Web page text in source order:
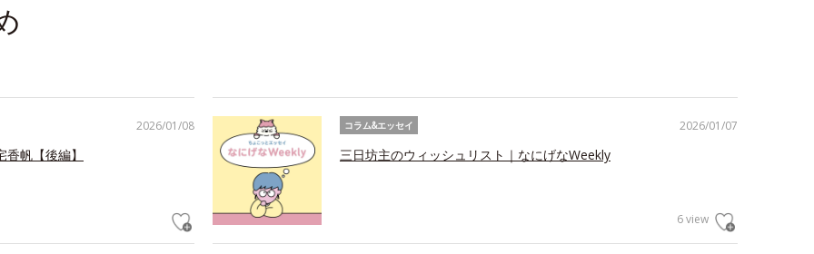
2026/01/08
帆【後編】
2026/01/07
コラム&エッセイ
三日坊主のウィッシュリスト｜なにげなWeekly
6 view